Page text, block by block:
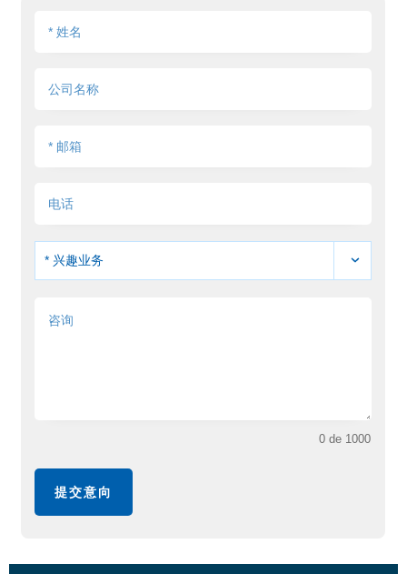
* 兴趣业务
0 de 1000
提交意向